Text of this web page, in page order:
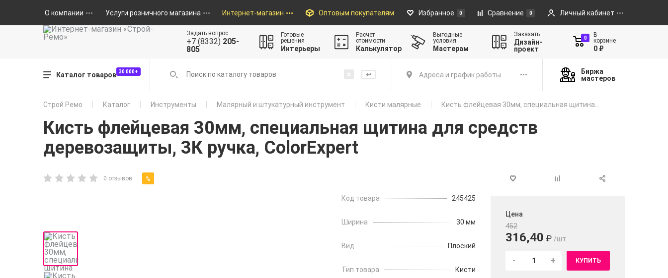
О компании Услуги розничного магазина Интернет-магазин Оптовым покупателям Избранное 0 Сравнение 0 Личный кабинет
Задать вопрос
+7 (8332) 205-
805
Готовые
решения
Интерьеры
Расчет
стоимости
Калькулятор
Выгодные
условия
Мастерам
Заказать
Дизайн-
проект
0
В
корзине
0 ₽
Каталог товаров 30 000+ Адреса и график работы
Биржа
мастеров
Строй Ремо Каталог Инструменты Малярный и штукатурный инструмент Кисти малярные Кисть флейцевая 30мм, специальная щитина...
Кисть флейцевая 30мм, специальная щитина для средств
деревозащиты, 3К ручка, ColorExpert
0 отзывов %
Код товара 245425
Ширина 30 мм
Вид Плоский
Тип товара Кисти
Цена
452
316,40 ₽ /шт.
- + КУПИТЬ